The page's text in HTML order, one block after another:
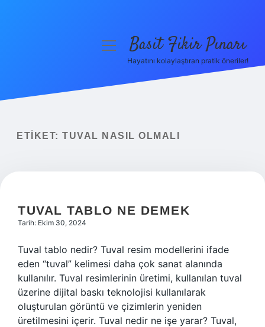
Yasal Uyarı
menüyüBasit Fikir Pınarı
Hayatını kolaylaştıran pratik öneriler!
ETIKET: TUVAL NASIL OLMALI
TUVAL TABLO NE DEMEK
Tarih: Ekim 30, 2024
Tuval tablo nedir? Tuval resim modellerini ifade
eden “tuval” kelimesi daha çok sanat alanında
kullanılır. Tuval resimlerinin üretimi, kullanılan tuval
üzerine dijital baskı teknolojisi kullanılarak
oluşturulan görüntü ve çizimlerin yeniden
üretilmesini içerir. Tuval nedir ne işe yarar? Tuval,